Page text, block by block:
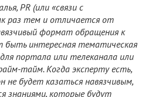
PR (или «связи с
раз тем и отличается от
формат обращения к
интересная тематическая
портала или телеканала или
тайм. Когда эксперту есть,
не будет казаться навязчивым,
знаниями, которые будут